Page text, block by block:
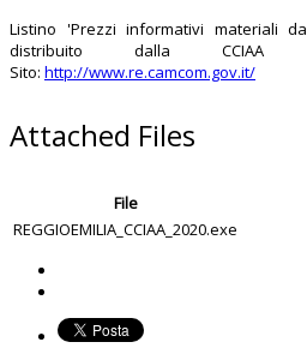
Listino 'Prezzi informativi materiali
distribuito dalla
Sito: http://www.re.camcom.gov.it/
Attached Files
File
REGGIOEMILIA_CCIAA_2020.exe